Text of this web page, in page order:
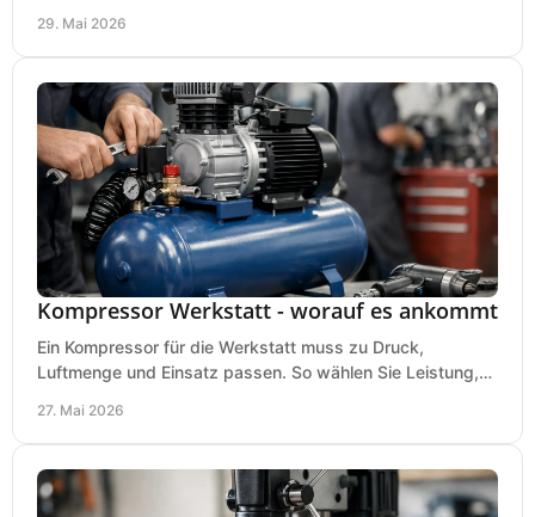
29. Mai 2026
Kompressor Werkstatt - worauf es ankommt
Ein Kompressor für die Werkstatt muss zu Druck,
Luftmenge und Einsatz passen. So wählen Sie Leistung,
27. Mai 2026